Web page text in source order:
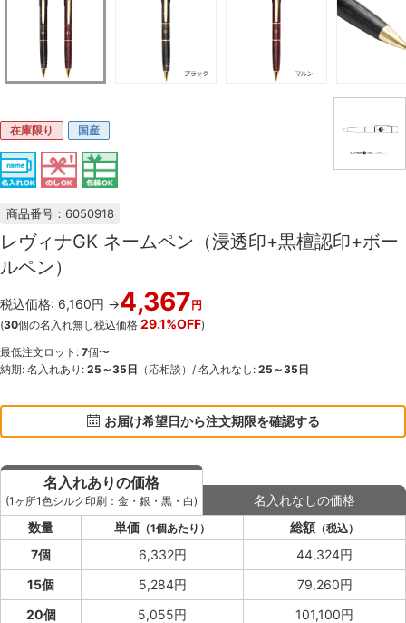
在庫限り 国産
商品番号：6050918
レヴィナGK ネームペン（浸透印+黒檀認印+ボー
ルペン）
税込価格: 6,160円 →4,367円
(30個の名入れ無し税込価格 29.1%OFF)
最低注文ロット: 7個〜
納期: 名入れあり: 25～35日 （応相談）/ 名入れなし: 25～35日
お届け希望日から注文期限を確認する
名入れありの価格
(1ヶ所1色シルク印刷：金・銀・黒・白)
名入れなしの価格
数量
単価 （1個あたり） 総額 （税込）
7個 6,332円
44,324円
15個
5,284円
79,260円
20個
5,055円
101,100円